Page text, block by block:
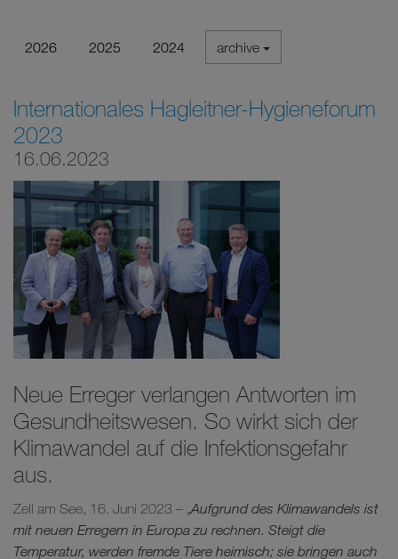
2026 2025 2024 archive
Internationales Hagleitner-Hygieneforum
2023
16.06.2023
Neue Erreger verlangen Antworten im
Gesundheitswesen. So wirkt sich der
Klimawandel auf die Infektionsgefahr
aus.
Zell am See, 16. Juni 2023 – „Aufgrund des Klimawandels ist
mit neuen Erregern in Europa zu rechnen. Steigt die
Temperatur, werden fremde Tiere heimisch; sie bringen auch